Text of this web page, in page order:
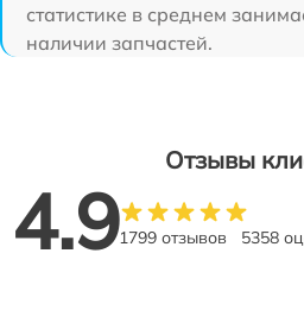
статистике в среднем
наличии запчастей.
Отзывы
4.91799 отзывов 5358